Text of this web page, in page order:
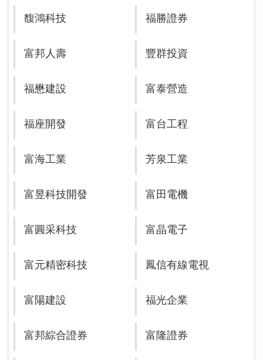
馥鴻科技 福勝證券
富邦人壽 豐群投資
福懋建設 富泰營造
福座開發 富台工程
富海工業 芳泉工業
富昱科技開發 富田電機
富圓采科技 富晶電子
富元精密科技 鳳信有線電視
富陽建設 福光企業
富邦綜合證券 富隆證券